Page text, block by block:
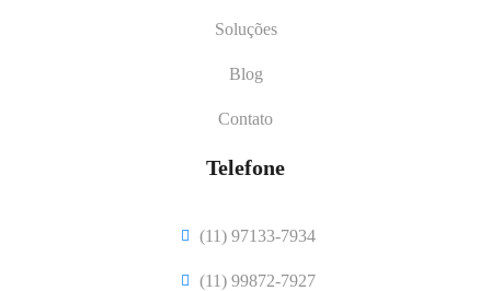
Soluções
Blog
Contato
Telefone
(11) 97133-7934
(11) 99872-7927